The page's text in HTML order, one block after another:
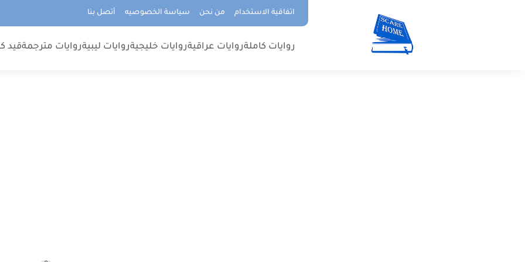
اتفاقية الاستخدام من نحن سياسة الخصوصيه أتصل بنا
روايات كاملةروايات عراقيةروايات خليجيةروايات ليبيةروايات مترجمةقيد